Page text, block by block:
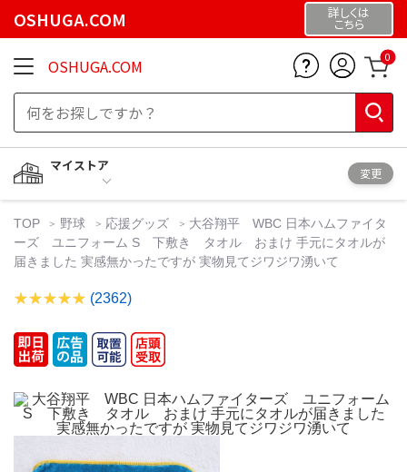
OSHUGA.COM 詳しくは
こちら
OSHUGA.COM 0
マイストア
変更
TOP 野球 応援グッズ
大谷翔平 WBC 日本ハムファイタ
ーズ ユニフォーム S 下敷き タオル おまけ 手元にタオルが
届きました 実感無かったですが 実物見てジワジワ湧いて
(2362)